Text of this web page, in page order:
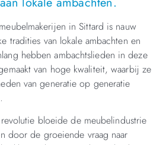
in Sittard is nauw
tradities van lokale ambachten en
hebben ambachtslieden in deze
van hoge kwaliteit, waarbij ze
van generatie op generatie
bloeide de meubelindustrie
door de groeiende vraag naar